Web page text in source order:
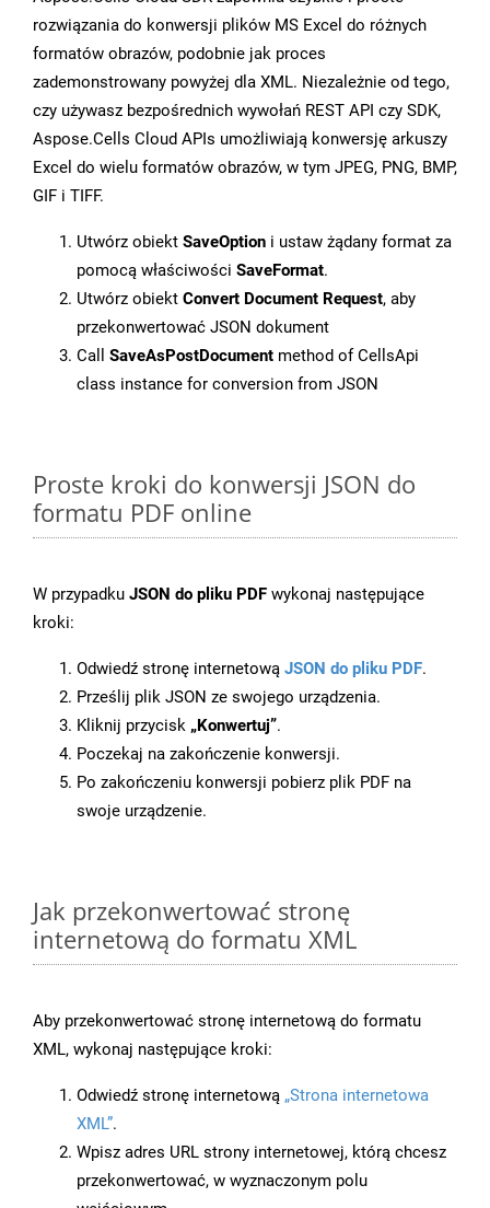
rozwiązania do konwersji plików MS Excel do różnych
formatów obrazów, podobnie jak proces
zademonstrowany powyżej dla XML. Niezależnie od tego,
czy używasz bezpośrednich wywołań REST API czy SDK,
Aspose.Cells Cloud APIs umożliwiają konwersję arkuszy
Excel do wielu formatów obrazów, w tym JPEG, PNG, BMP,
GIF i TIFF.
Utwórz obiekt SaveOption i ustaw żądany format za
pomocą właściwości SaveFormat.
Utwórz obiekt Convert Document Request, aby
przekonwertować JSON dokument
Call SaveAsPostDocument method of CellsApi
class instance for conversion from JSON
Proste kroki do konwersji JSON do
formatu PDF online
W przypadku JSON do pliku PDF wykonaj następujące
kroki:
Odwiedź stronę internetową JSON do pliku PDF.
Prześlij plik JSON ze swojego urządzenia.
Kliknij przycisk „Konwertuj”.
Poczekaj na zakończenie konwersji.
Po zakończeniu konwersji pobierz plik PDF na
swoje urządzenie.
Jak przekonwertować stronę
internetową do formatu XML
Aby przekonwertować stronę internetową do formatu
XML, wykonaj następujące kroki:
Odwiedź stronę internetową „Strona internetowa
XML”.
Wpisz adres URL strony internetowej, którą chcesz
przekonwertować, w wyznaczonym polu